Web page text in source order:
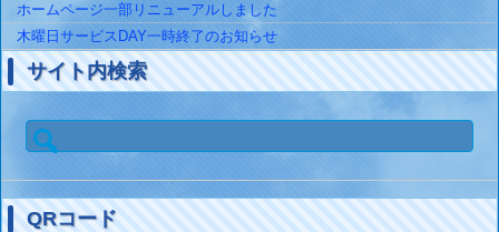
ホームページ一部リニューアルしました
木曜日サービスDAY一時終了のお知らせ
サイト内検索
検
索:
QRコード